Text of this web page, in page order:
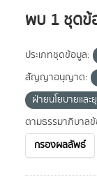
พบ 1 ชุดข้
ประเภทชุดข้อมูล:
สัญญาอนุญาต:
ฝ่ายนโยบายแล
ตามธรรมาภิบาล
กรองผลลัพธ์